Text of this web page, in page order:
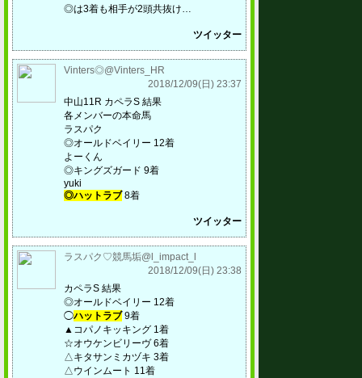
◎は3着も相手が2頭共抜け…
ツイッター
Vinters◎@Vinters_HR
2018/12/09(日) 23:37
中山11R カペラS 結果
各メンバーの本命馬
ラスパク
◎オールドベイリー 12着
よーくん
◎キングズガード 9着
yuki
◎ハットラブ8着
ツイッター
ラスパク♡競馬垢@l_impact_l
2018/12/09(日) 23:38
カペラS 結果
◎オールドベイリー 12着
◯ハットラブ9着
▲コパノキッキング 1着
☆オウケンビリーヴ 6着
△キタサンミカヅキ 3着
△ウインムート 11着